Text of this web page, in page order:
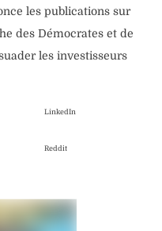
les publications sur
des Démocrates et de
les investisseurs
LinkedIn
Reddit